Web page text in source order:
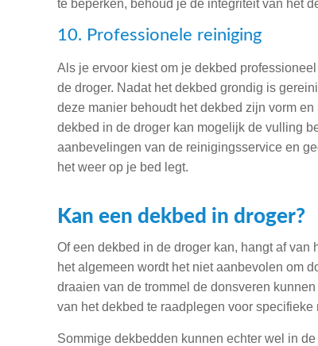
te beperken, behoud je de integriteit van het
10. Professionele reiniging
Als je ervoor kiest om je dekbed
de droger. Nadat het dekbed grondig is
deze manier behoudt het dekbed zijn vorm
dekbed in de droger kan mogelijk de vulling
aanbevelingen van de reinigingsservice en
het weer op je bed legt.
Kan een dekbed in droger?
Of een dekbed in de droger kan, hangt af
het algemeen wordt het niet aanbevolen om
draaien van de trommel de donsveren
van het dekbed te raadplegen voor specifieke
Sommige dekbedden kunnen echter wel in